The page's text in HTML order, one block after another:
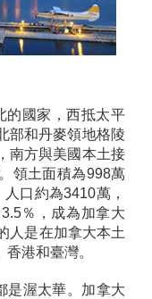
的國家，西抵太平
部和丹麥領地格陵
南方與美國本土接
領土面積為998萬
口約為3410萬，
％，成為加拿大
人是在加拿大本土
港和臺灣。
是渥太華。加拿大